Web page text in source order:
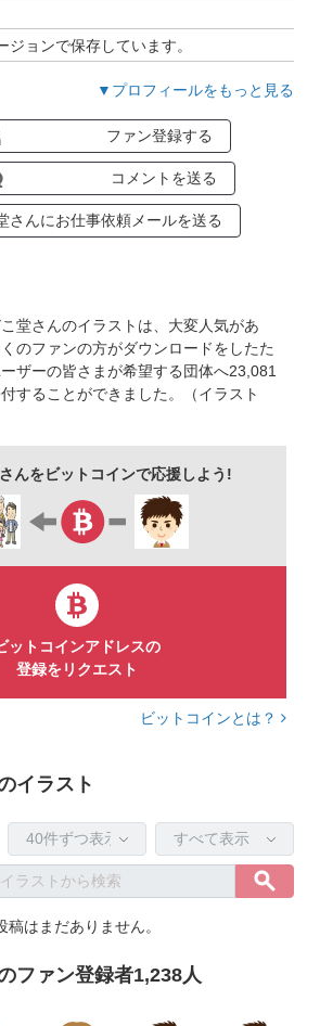
ジョンで保存しています。
す。
「やまびこ堂」をよろしくお願いします♪
▼プロフィールをもっと見る
ファン登録する
コメントを送る
さんにお仕事依頼メールを送る
堂さんのイラストは、大変人気があ
くのファンの方がダウンロードをしたた
ザーの皆さまが希望する団体へ23,081
することができました。（イラスト
んをビットコインで応援しよう!
ットコインアドレスの
登録をリクエスト
ビットコインとは？
イラスト
稿はまだありません。
ファン登録者1,238人